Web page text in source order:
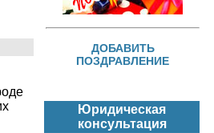
ДОБАВИТЬ
ПОЗДРАВЛЕНИЕ
Юридическая
консультация